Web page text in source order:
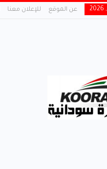
عن الموقع للإعلان معنا